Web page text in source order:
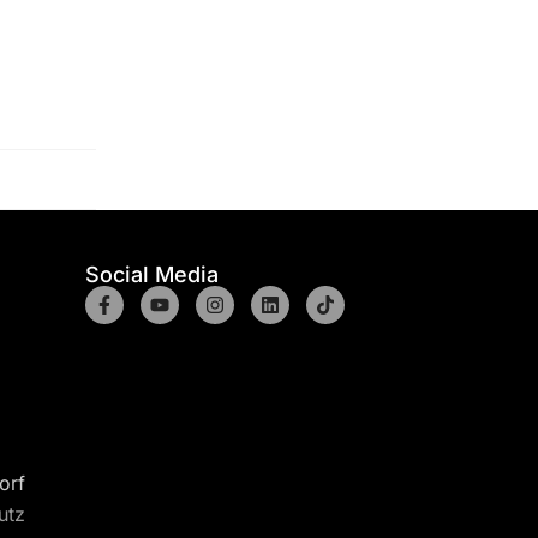
Social Media